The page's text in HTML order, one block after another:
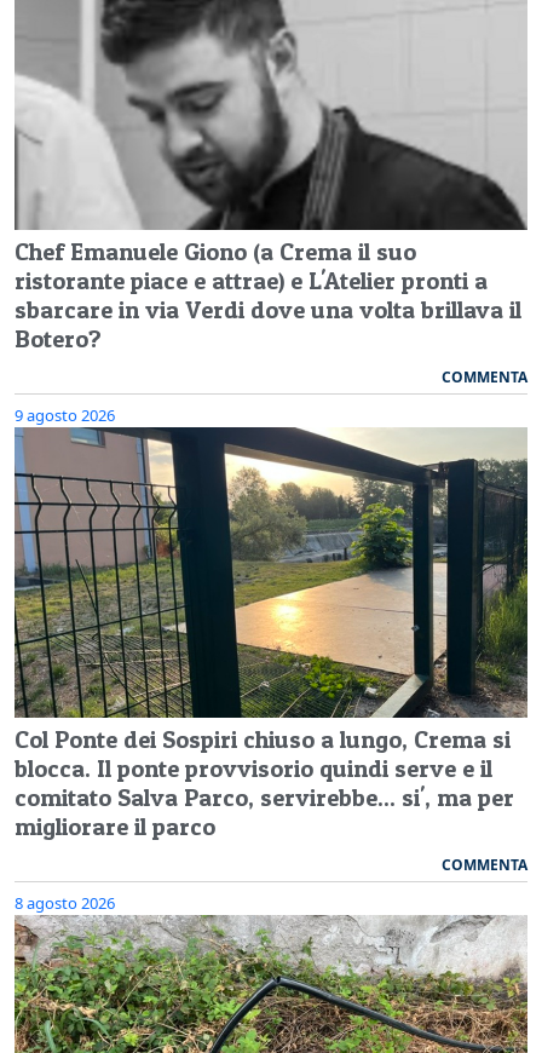
Chef Emanuele Giono (a Crema il suo
ristorante piace e attrae) e L'Atelier pronti a
sbarcare in via Verdi dove una volta brillava il
Botero?
COMMENTA
9 agosto 2026
Col Ponte dei Sospiri chiuso a lungo, Crema si
blocca. Il ponte provvisorio quindi serve e il
comitato Salva Parco, servirebbe... si', ma per
migliorare il parco
COMMENTA
8 agosto 2026